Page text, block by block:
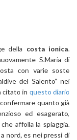
della costa ionica.
S.Maria di
con varie soste
del Salento” nei
citato in questo diario
quanto già
ed esagerato,
affolla la spiaggia.
nord, es nei pressi di